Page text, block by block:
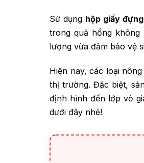
Sử dụng hộp giấy
trong quả hồng
lượng vừa đảm bảo vệ
Hiện nay, các loại
thị trường. Đặc biệt,
định hình đến lớp vỏ
dưới đây nhé!